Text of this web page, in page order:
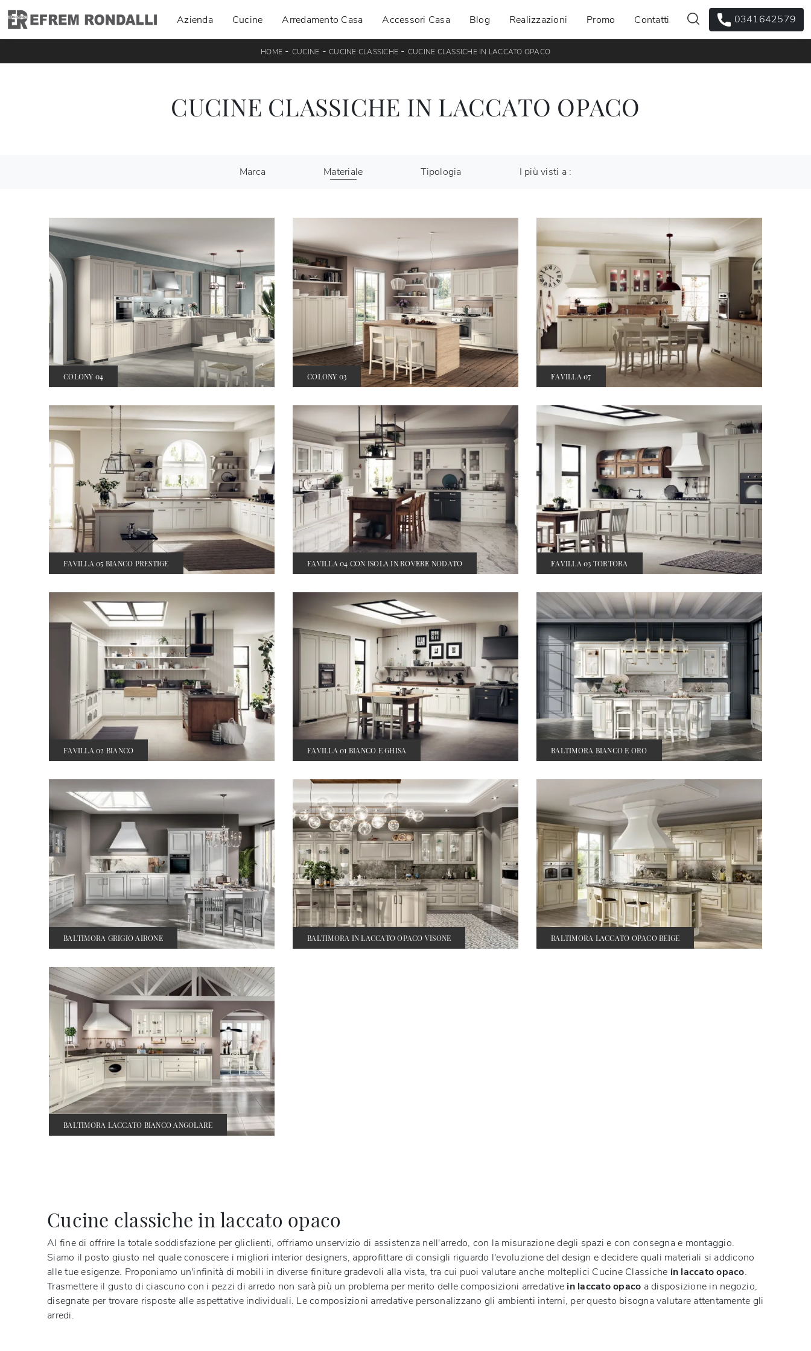
Azienda Cucine Arredamento Casa Accessori Casa Blog Realizzazioni Promo Contatti 0341642579
HOME - CUCINE - CUCINE CLASSICHE - CUCINE CLASSICHE IN LACCATO OPACO
CUCINE CLASSICHE IN LACCATO OPACO
Marca Materiale Tipologia I più visti a :
COLONY 04 COLONY 03 FAVILLA 07
FAVILLA 05 BIANCO PRESTIGE FAVILLA 04 CON ISOLA IN ROVERE NODATO FAVILLA 03 TORTORA
FAVILLA 02 BIANCO FAVILLA 01 BIANCO E GHISA BALTIMORA BIANCO E ORO
BALTIMORA GRIGIO AIRONE BALTIMORA IN LACCATO OPACO VISONE BALTIMORA LACCATO OPACO BEIGE
BALTIMORA LACCATO BIANCO ANGOLARE
Cucine classiche in laccato opaco
Al fine di offrire la totale soddisfazione per gliclienti, offriamo unservizio di assistenza nell'arredo, con la misurazione degli spazi e con consegna e montaggio.
Siamo il posto giusto nel quale conoscere i migliori interior designers, approfittare di consigli riguardo l'evoluzione del design e decidere quali materiali si addicono
alle tue esigenze. Proponiamo un'infinità di mobili in diverse finiture gradevoli alla vista, tra cui puoi valutare anche molteplici Cucine Classiche in laccato opaco.
Trasmettere il gusto di ciascuno con i pezzi di arredo non sarà più un problema per merito delle composizioni arredative in laccato opaco a disposizione in negozio,
disegnate per trovare risposte alle aspettative individuali. Le composizioni arredative personalizzano gli ambienti interni, per questo bisogna valutare attentamente gli
arredi.